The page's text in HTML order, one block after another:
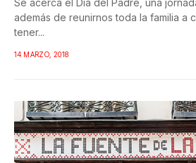
además de reunirnos toda la familia a
tener...
14 MARZO, 2018